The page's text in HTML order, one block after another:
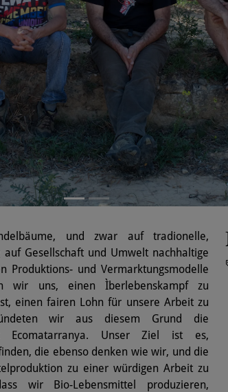
und zwar auf tradionelle,
Gesellschaft und Umwelt nachhaltige
Produktions- und Vermarktungsmodelle
wir uns, einen Ìberlebenskampf zu
einen fairen Lohn für unsere Arbeit zu
wir aus diesem Grund die
Ecomatarranya. Unser Ziel ist es,
die ebenso denken wie wir, und die
zu einer würdigen Arbeit zu
wir Bio-Lebensmittel produzieren,